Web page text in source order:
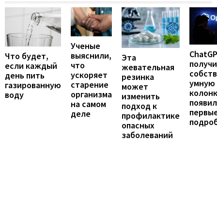
Что будет,
если каждый
день пить
газированную
воду
Ученые
выяснили,
что
ускоряет
старение
организма
на самом
деле
Эта
жевательная
резинка
может
изменить
подход к
профилактике
опасных
заболеваний
умную